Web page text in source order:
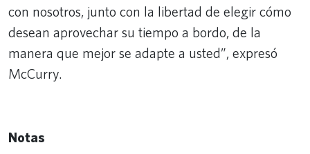
con nosotros, junto con la libertad de elegir cómo
desean aprovechar su tiempo a bordo, de la
manera que mejor se adapte a usted”, expresó
McCurry.
Notas